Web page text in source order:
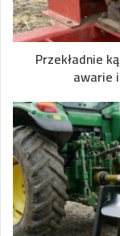
Przekładnie
awarie